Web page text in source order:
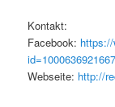
Kontakt:
Facebook:
Webseite: http://